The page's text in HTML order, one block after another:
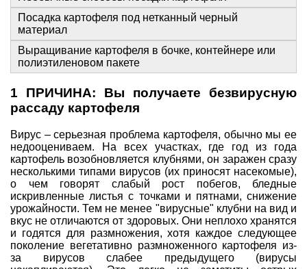
Посадка картофеля под нетканный черный
материал
Выращивание картофеля в бочке, контейнере или
полиэтиленовом пакете
1 ПРИЧИНА: Вы получаете безвирусную
рассаду картофеля
Вирус – серьезная проблема картофеля, обычно мы ее
недооцениваем. На всех участках, где год из года
картофель возобновляется клубнями, он заражен сразу
несколькими типами вирусов (их приносят насекомые),
о чем говорят слабый рост побегов, бледные
искривленные листья с точками и пятнами, снижение
урожайности. Тем не менее "вирусные" клубни на вид и
вкус не отличаются от здоровых. Они неплохо хранятся
и годятся для размножения, хотя каждое следующее
поколение вегетативно размноженного картофеля из-
за вирусов слабее предыдущего (вирусы